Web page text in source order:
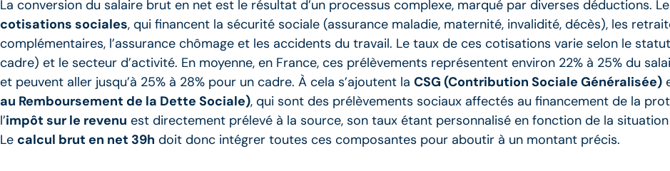
La conversion du salaire brut en net est le résultat d’un processus complexe, marqué par diverses déductions.
cotisations sociales, qui financent la sécurité sociale (assurance maladie, maternité, invalidité, décès), les
complémentaires, l’assurance chômage et les accidents du travail. Le taux de ces cotisations varie selon le
cadre) et le secteur d’activité. En moyenne, en France, ces prélèvements représentent environ 22% à 25% du
et peuvent aller jusqu’à 25% à 28% pour un cadre. À cela s’ajoutent la CSG (Contribution Sociale Généralisée)
au Remboursement de la Dette Sociale), qui sont des prélèvements sociaux affectés au financement de la
l’impôt sur le revenu est directement prélevé à la source, son taux étant personnalisé en fonction de la
Le calcul brut en net 39h doit donc intégrer toutes ces composantes pour aboutir à un montant précis.